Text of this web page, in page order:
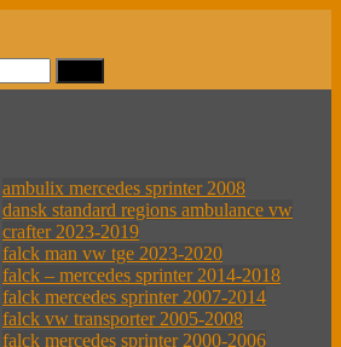
ambulix mercedes sprinter 2008
dansk standard regions ambulance vw
crafter 2023-2019
falck man vw tge 2023-2020
falck – mercedes sprinter 2014-2018
falck mercedes sprinter 2007-2014
falck vw transporter 2005-2008
falck mercedes sprinter 2000-2006